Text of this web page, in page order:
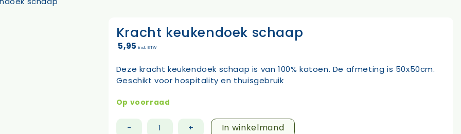
Handschoenen
Emmers
Vloertrekkers
Schrapers – handtrekkers
Sponzen
Keukentextiel
Deurmatten
Handzeep
Kracht keukendoek schaap
5,95 incl. BTW
Deze kracht keukendoek schaap is van 100% katoen. De afmeting is 50x50cm.
Geschikt voor hospitality en thuisgebruik
Op voorraad
- + In winkelmand